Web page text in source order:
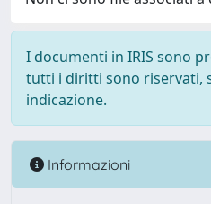
I documenti in IRIS sono
tutti i diritti sono riservati,
indicazione.
Informazioni